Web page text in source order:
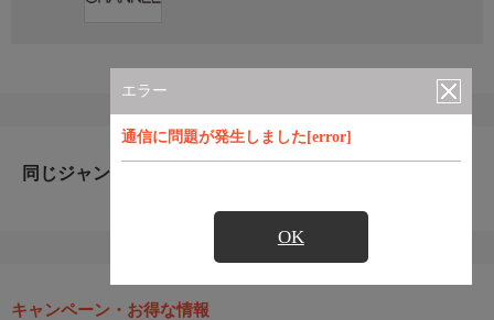
エラー
通信に問題が発生しました[error]
OK
同じジャンルのおすすめ番組
キャンペーン・お得な情報